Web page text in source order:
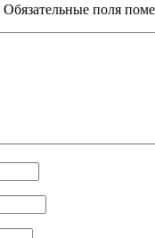
Обязательные поля